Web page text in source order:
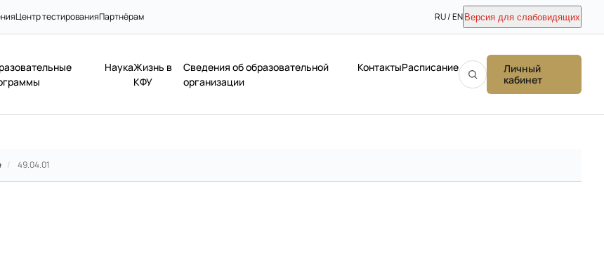
Центр тестированияПартнёрам RU / EN Версия для слабовидящих
НаукаЖизнь в
КФУ
Сведения об образовательной
организации
КонтактыРасписание
Личный
кабинет
/ 49.04.01